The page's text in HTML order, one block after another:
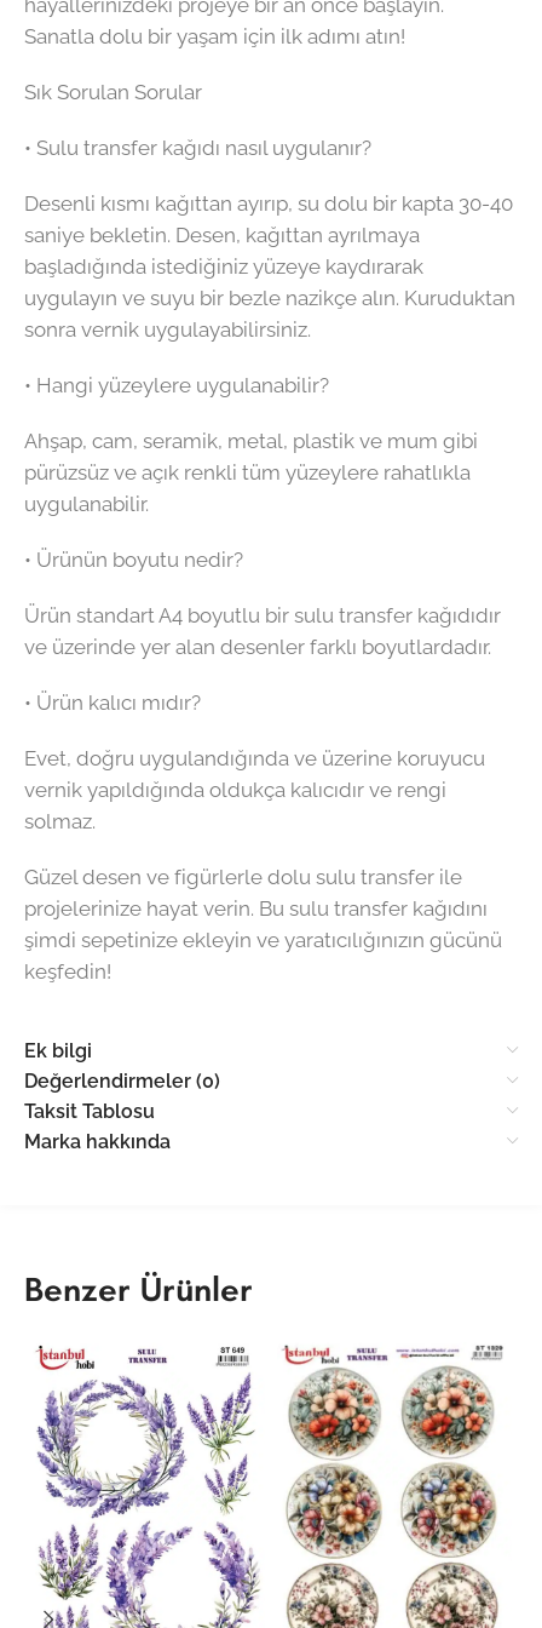
hayallerinizdeki projeye bir an önce başlayın.
Sanatla dolu bir yaşam için ilk adımı atın!
Sık Sorulan Sorular
• Sulu transfer kağıdı nasıl uygulanır?
Desenli kısmı kağıttan ayırıp, su dolu bir kapta 30-40
saniye bekletin. Desen, kağıttan ayrılmaya
başladığında istediğiniz yüzeye kaydırarak
uygulayın ve suyu bir bezle nazikçe alın. Kuruduktan
sonra vernik uygulayabilirsiniz.
• Hangi yüzeylere uygulanabilir?
Ahşap, cam, seramik, metal, plastik ve mum gibi
pürüzsüz ve açık renkli tüm yüzeylere rahatlıkla
uygulanabilir.
• Ürünün boyutu nedir?
Ürün standart A4 boyutlu bir sulu transfer kağıdıdır
ve üzerinde yer alan desenler farklı boyutlardadır.
• Ürün kalıcı mıdır?
Evet, doğru uygulandığında ve üzerine koruyucu
vernik yapıldığında oldukça kalıcıdır ve rengi
solmaz.
Güzel desen ve figürlerle dolu sulu transfer ile
projelerinize hayat verin. Bu sulu transfer kağıdını
şimdi sepetinize ekleyin ve yaratıcılığınızın gücünü
keşfedin!
Ek bilgi
Değerlendirmeler (0)
Taksit Tablosu
Marka hakkında
Benzer Ürünler